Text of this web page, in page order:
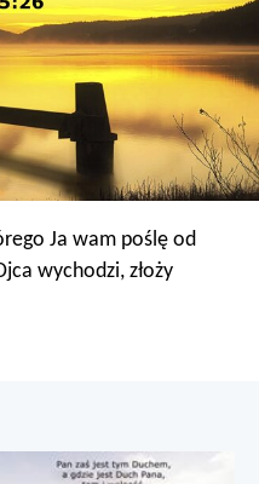
Ja wam poślę od
wychodzi, złoży